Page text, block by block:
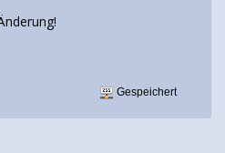
Gespeichert